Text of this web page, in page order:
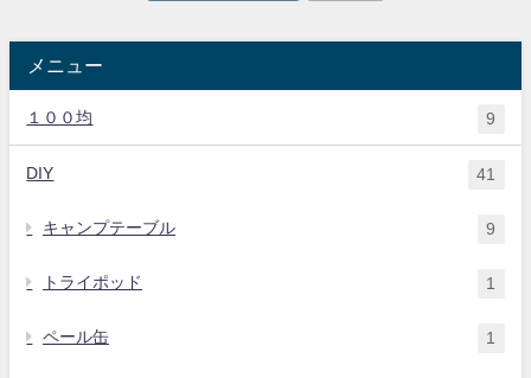
メニュー
１００均 9
DIY 41
キャンプテーブル 9
トライポッド 1
ペール缶 1